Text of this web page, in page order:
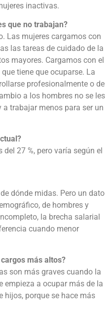
inactivas.
que no trabajan?
Las mujeres cargamos con
las tareas de cuidado de la
mayores. Cargamos con el
tiene que ocuparse. La
profesionalmente o de
a los hombres no se les
a trabajar menos para ser un
27 %, pero varía según el
dónde midas. Pero un dato
de hombres y
la brecha salarial
cuando menor
más altos?
son más graves cuando la
empieza a ocupar más de la
hijos, porque se hace más